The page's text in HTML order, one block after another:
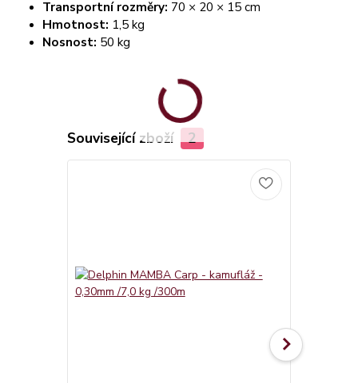
Transportní rozměry: 70 × 20 × 15 cm
Hmotnost: 1,5 kg
Nosnost: 50 kg
Související zboží 2